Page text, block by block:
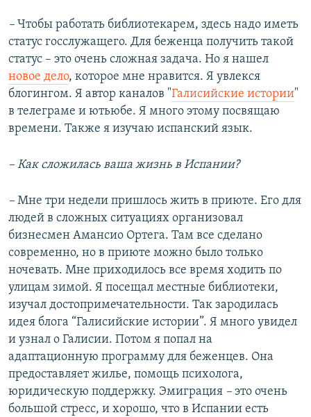
– Чтобы работать библиотекарем, здесь надо иметь
статус госслужащего. Для беженца получить такой
статус – это очень сложная задача. Но я нашел
новое дело, которое мне нравится. Я увлекся
блогингом. Я автор каналов "Галисийские истории"
в телеграме и ютьюбе. Я много этому посвящаю
времени. Также я изучаю испанский язык.
– Как сложилась ваша жизнь в Испании?
– Мне три недели пришлось жить в приюте. Его для
людей в сложных ситуациях организовал
бизнесмен Амансио Ортега. Там все сделано
современно, но в приюте можно было только
ночевать. Мне приходилось все время ходить по
улицам зимой. Я посещал местные библиотеки,
изучал достопримечательности. Так зародилась
идея блога “Галисийские истории”. Я много увидел
и узнал о Галисии. Потом я попал на
адаптационную программу для беженцев. Она
предоставляет жилье, помощь психолога,
юридическую поддержку. Эмиграция – это очень
большой стресс, и хорошо, что в Испании есть